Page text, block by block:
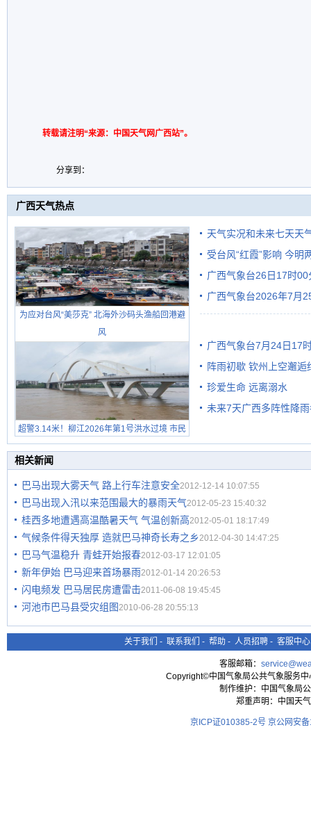
转载请注明“来源：中国天气网广西站”。
分享到：
广西天气热点
为应对台风“美莎克” 北海外沙码头渔船回港避
风
超警3.14米！柳江2026年第1号洪水过境 市民
在堤岸见证汛况
天气实况和未来七天天
受台风“红霞”影响 今明
有较强降雨
广西气象台26日17时
广西气象台2026年7月
广西气象台7月24日17
阵雨初歇 钦州上空邂逅
珍爱生命 远离溺水
未来7天广西多阵性降
相关新闻
巴马出现大雾天气 路上行车注意安全2012-12-14 10:07:55
巴马出现入汛以来范围最大的暴雨天气2012-05-23 15:40:32
桂西多地遭遇高温酷暑天气 气温创新高2012-05-01 18:17:49
气候条件得天独厚 造就巴马神奇长寿之乡2012-04-30 14:47:25
巴马气温稳升 青蛙开始报春2012-03-17 12:01:05
新年伊始 巴马迎来首场暴雨2012-01-14 20:26:53
闪电频发 巴马居民房遭雷击2011-06-08 19:45:45
河池市巴马县受灾组图2010-06-28 20:55:13
关于我们 - 联系我们 - 帮助 - 人员招聘 - 客服中心
客服邮箱：
Copyright©中国气象局公共气象服务
制作维护：中国气象局
郑重声明：中国天
京ICP证010385-2号 京公网安